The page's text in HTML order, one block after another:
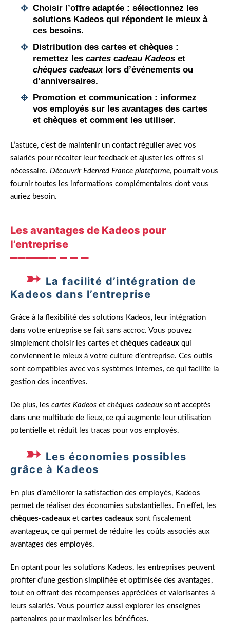
Choisir l’offre adaptée : sélectionnez les
solutions Kadeos qui répondent le mieux à
ces besoins.
Distribution des cartes et chèques :
remettez les cartes cadeau Kadeos et
chèques cadeauxlors d’événements ou
d’anniversaires.
Promotion et communication : informez
vos employés sur les avantages des cartes
et chèques et comment les utiliser.
L’astuce, c’est de maintenir un contact régulier avec vos
salariés pour récolter leur feedback et ajuster les offres si
nécessaire. Découvrir Edenred France plateforme, pourrait vous
fournir toutes les informations complémentaires dont vous
auriez besoin.
Les avantages de Kadeos pour
l’entreprise
La facilité d’intégration de
Kadeos dans l’entreprise
Grâce à la flexibilité des solutions Kadeos, leur intégration
dans votre entreprise se fait sans accroc. Vous pouvez
simplement choisir les cartes et chèques cadeaux qui
conviennent le mieux à votre culture d’entreprise. Ces outils
sont compatibles avec vos systèmes internes, ce qui facilite la
gestion des incentives.
De plus, les cartes Kadeos et chèques cadeaux sont acceptés
dans une multitude de lieux, ce qui augmente leur utilisation
potentielle et réduit les tracas pour vos employés.
Les économies possibles
grâce à Kadeos
En plus d’améliorer la satisfaction des employés, Kadeos
permet de réaliser des économies substantielles. En effet, les
chèques-cadeaux et cartes cadeaux sont fiscalement
avantageux, ce qui permet de réduire les coûts associés aux
avantages des employés.
En optant pour les solutions Kadeos, les entreprises peuvent
profiter d’une gestion simplifiée et optimisée des avantages,
tout en offrant des récompenses appréciées et valorisantes à
leurs salariés. Vous pourriez aussi explorer les enseignes
partenaires pour maximiser les bénéfices.